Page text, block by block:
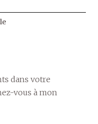
dans votre
vous à mon